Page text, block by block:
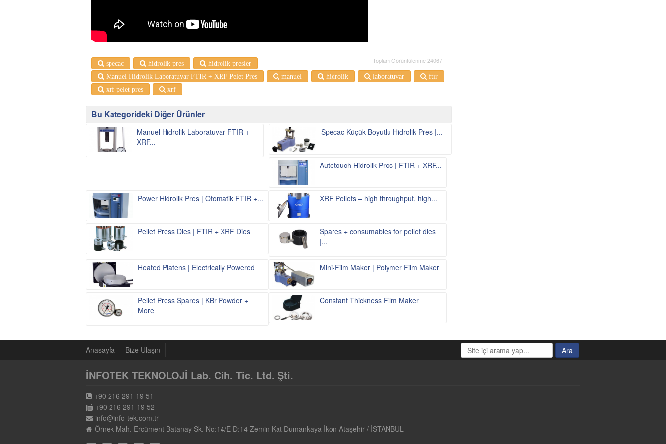
Toplam Görüntülenme 24067
specac hidrolik pres
hidrolik presler
Manuel Hidrolik Laboratuvar FTIR + XRF Pelet Pres
manuel hidrolik laboratuvar
ftır
xrf pelet pres
xrf
Bu Kategorideki Diğer Ürünler
Manuel Hidrolik Laboratuvar FTIR +
XRF...
Specac Küçük Boyutlu Hidrolik Pres |...
Autotouch Hidrolik Pres | FTIR + XRF...
Power Hidrolik Pres | Otomatik FTIR +... XRF Pellets – high throughput, high...
Pellet Press Dies | FTIR + XRF Dies
Spares + consumables for pellet dies
|...
Heated Platens | Electrically Powered Mini-Film Maker | Polymer Film Maker
Pellet Press Spares | KBr Powder +
More
Constant Thickness Film Maker
Anasayfa Bize Ulaşın
İNFOTEK TEKNOLOJİ Lab. Cih. Tic. Ltd. Şti.
+90 216 291 19 51
+90 216 291 19 52
info@info-tek.com.tr
Örnek Mah. Ercüment Batanay Sk. No:14/E D:14 Zemin Kat Dumankaya İkon Ataşehir / İSTANBUL